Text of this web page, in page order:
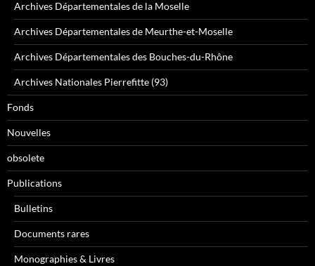
Archives Départementales de la Moselle
Archives Départementales de Meurthe-et-Moselle
Archives Départementales des Bouches-du-Rhône
Archives Nationales Pierrefitte (93)
Fonds
Nouvelles
obsolete
Publications
Bulletins
Documents rares
Monographies & Livres